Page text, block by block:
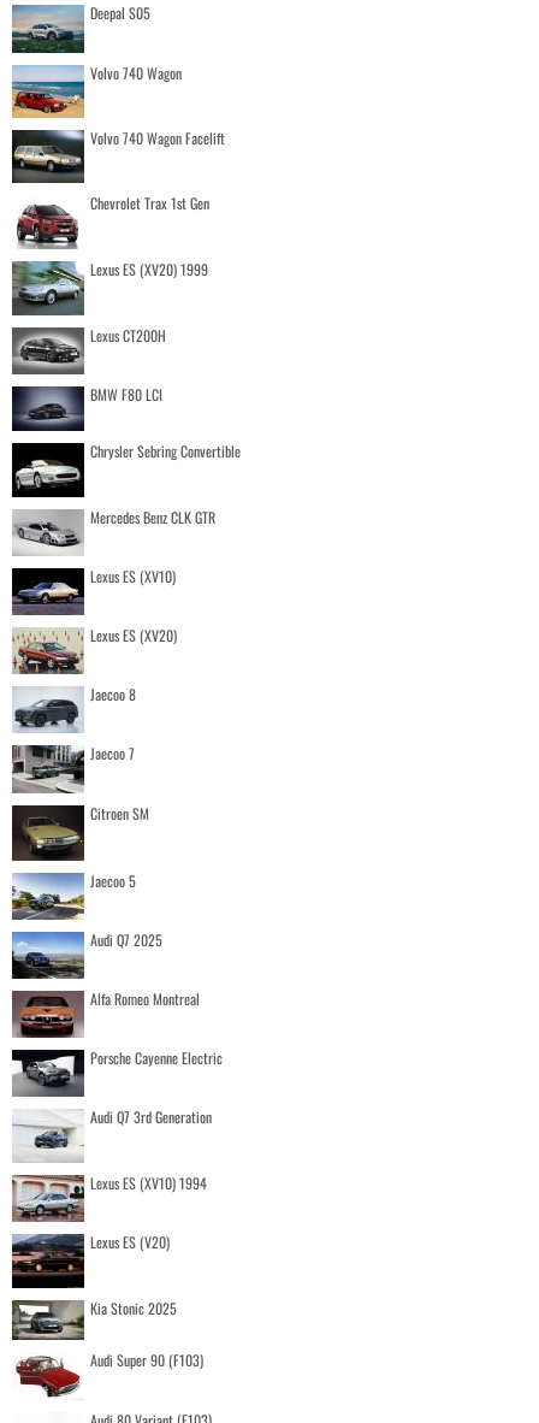
Deepal S05
Volvo 740 Wagon
Volvo 740 Wagon Facelift
Chevrolet Trax 1st Gen
Lexus ES (XV20) 1999
Lexus CT200H
BMW F80 LCI
Chrysler Sebring Convertible
Mercedes Benz CLK GTR
Lexus ES (XV10)
Lexus ES (XV20)
Jaecoo 8
Jaecoo 7
Citroen SM
Jaecoo 5
Audi Q7 2025
Alfa Romeo Montreal
Porsche Cayenne Electric
Audi Q7 3rd Generation
Lexus ES (XV10) 1994
Lexus ES (V20)
Kia Stonic 2025
Audi Super 90 (F103)